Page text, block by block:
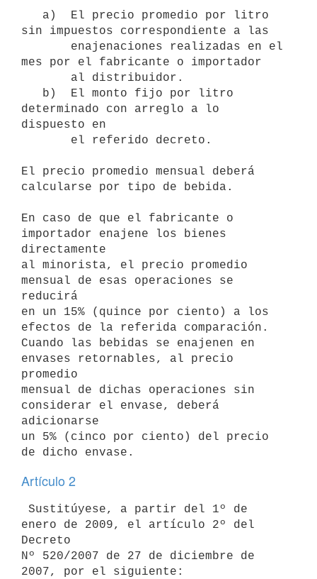
sin impuestos correspondiente a las
mes por el fabricante o importador
determinado con arreglo a lo
dispuesto en
El precio promedio mensual deberá
calcularse por tipo de bebida.
En caso de que el fabricante o
importador enajene los bienes
directamente
al minorista, el precio promedio
mensual de esas operaciones se
reducirá
en un 15% (quince por ciento) a los
efectos de la referida comparación.
Cuando las bebidas se enajenen en
envases retornables, al precio
promedio
mensual de dichas operaciones sin
considerar el envase, deberá
adicionarse
un 5% (cinco por ciento) del precio
Artículo 2
enero de 2009, el artículo 2º del
Decreto
Nº 520/2007 de 27 de diciembre de
2007, por el siguiente: